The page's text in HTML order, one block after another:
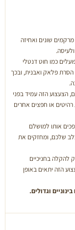
שונים ואחיזה
כמו חוט דנטלי
הסרת פלאק ואבנית, ובכך
הצעצוע הזה עמיד בפני
או חפצים אחרים
אותו למושלם
שלכם, ומחזקים את
להקלה בחניכיים
הזה יתאים באופן
וגדולים.